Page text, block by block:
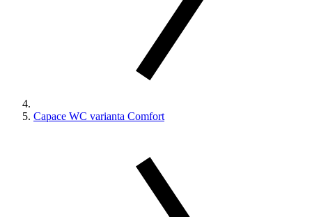
Capace WC varianta Comfort